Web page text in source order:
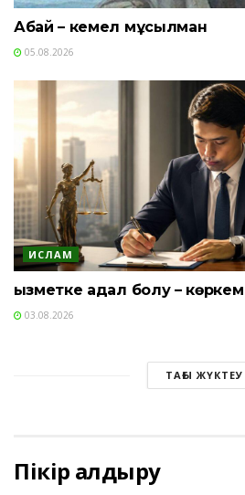
Абай – кемел мұсылман
05.08.2026
ИСЛАМ
Қызметке адал болу – көркем
03.08.2026
ТАҒЫ ЖҮКТЕУ
Пікір қалдыру